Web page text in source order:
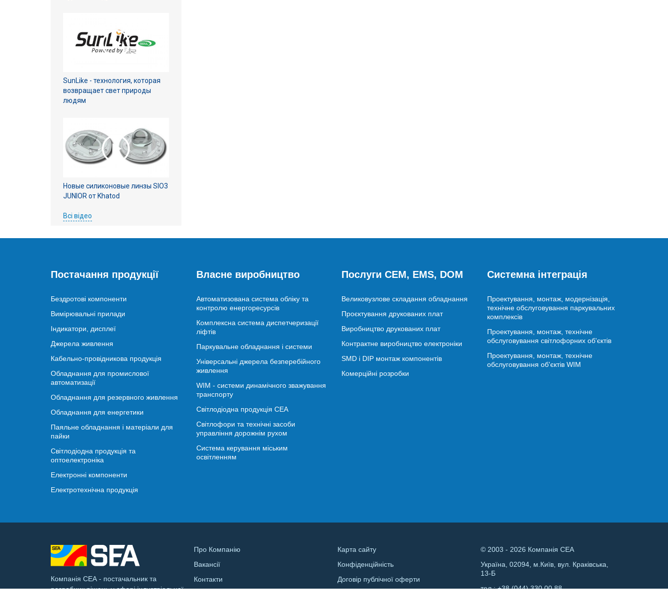
SunLike - технология, которая
возвращает свет природы
людям
Новые силиконовые линзы SIO3
JUNIOR от Khatod
Всі відео
Постачання продукції
Бездротові компоненти
Вимірювальні прилади
Індикатори, дисплеї
Джерела живлення
Кабельно-провідникова продукція
Обладнання для промислової
автоматизації
Обладнання для резервного живлення
Обладнання для енергетики
Паяльне обладнання і матеріали для
пайки
Світлодіодна продукція та
оптоелектроніка
Електронні компоненти
Електротехнічна продукція
Власне виробництво
Автоматизована система обліку та
контролю енергоресурсів
Комплексна система диспетчеризації
ліфтів
Паркувальне обладнання і системи
Універсальні джерела безперебійного
живлення
WIM - системи динамічного зважування
транспорту
Світлодіодна продукція СЕА
Світлофори та технічні засоби
управління дорожнім рухом
Система керування міським
освітленням
Послуги CEM, EMS, DOM
Великовузлове складання обладнання
Проєктування друкованих плат
Виробництво друкованих плат
Контрактне виробництво електроніки
SMD і DIP монтаж компонентів
Комерційні розробки
Системна інтеграція
Проектування, монтаж, модернізація,
технічне обслуговування паркувальних
комплексів
Проектування, монтаж, технічне
обслуговування світлофорних об'єктів
Проектування, монтаж, технічне
обслуговування об'єктів WIM
Компанія СЕА - постачальник та
розробник рішень у сфері індустріальної
Про Компанію
Вакансії
Контакти
Карта сайту
Конфіденційність
Договір публічної оферти
© 2003 - 2026 Компанія СЕА
Україна, 02094, м.Київ, вул. Краківська,
13-Б
тел.:+38 (044) 330 00 88